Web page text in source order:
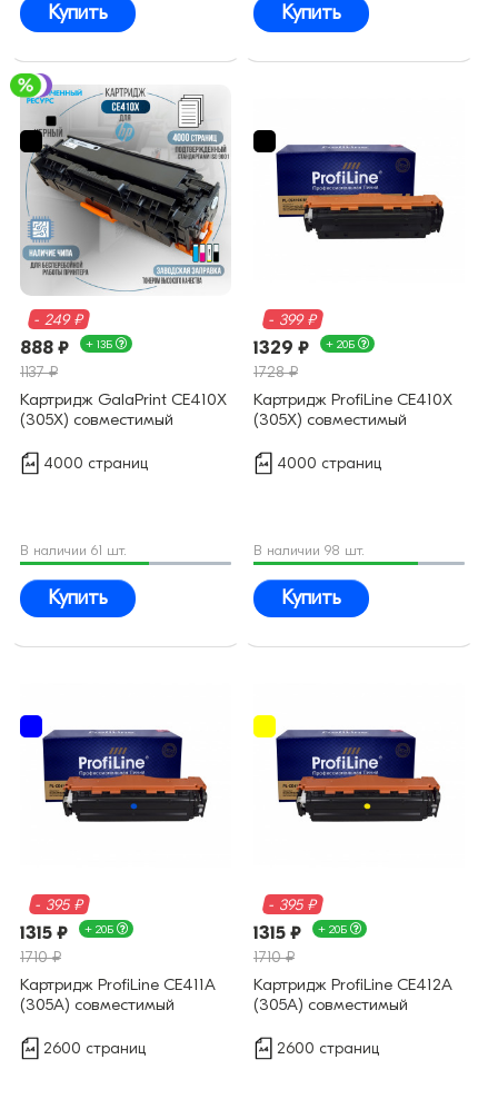
Купить Купить
- 249 ₽
888 ₽ + 13Б
1137 ₽
Картридж GalaPrint CE410X
(305X) совместимый
4000 страниц
В наличии 61 шт.
Купить
- 399 ₽
1329 ₽ + 20Б
1728 ₽
Картридж ProfiLine CE410X
(305X) совместимый
4000 страниц
В наличии 98 шт.
Купить
- 395 ₽
1315 ₽ + 20Б
1710 ₽
Картридж ProfiLine CE411A
(305A) совместимый
2600 страниц
- 395 ₽
1315 ₽ + 20Б
1710 ₽
Картридж ProfiLine CE412A
(305A) совместимый
2600 страниц